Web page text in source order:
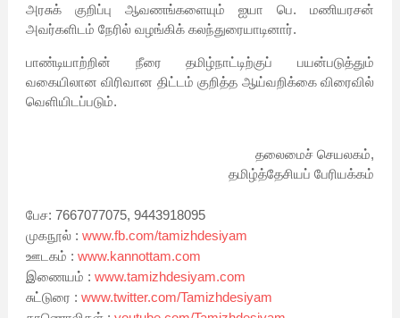
அரசுக் குறிப்பு ஆவணங்களையும் ஐயா பெ. மணியரசன்
அவர்களிடம் நேரில் வழங்கிக் கலந்துரையாடினார்.
பாண்டியாற்றின் நீரை தமிழ்நாட்டிற்குப் பயன்படுத்தும்
வகையிலான விரிவான திட்டம் குறித்த ஆய்வறிக்கை விரைவில்
வெளியிடப்படும்.
தலைமைச் செயலகம்,
தமிழ்த்தேசியப் பேரியக்கம்
பேச: 7667077075, 9443918095
முகநூல் : www.fb.com/tamizhdesiyam
ஊடகம் : www.kannottam.com
இணையம் : www.tamizhdesiyam.com
சுட்டுரை : www.twitter.com/Tamizhdesiyam